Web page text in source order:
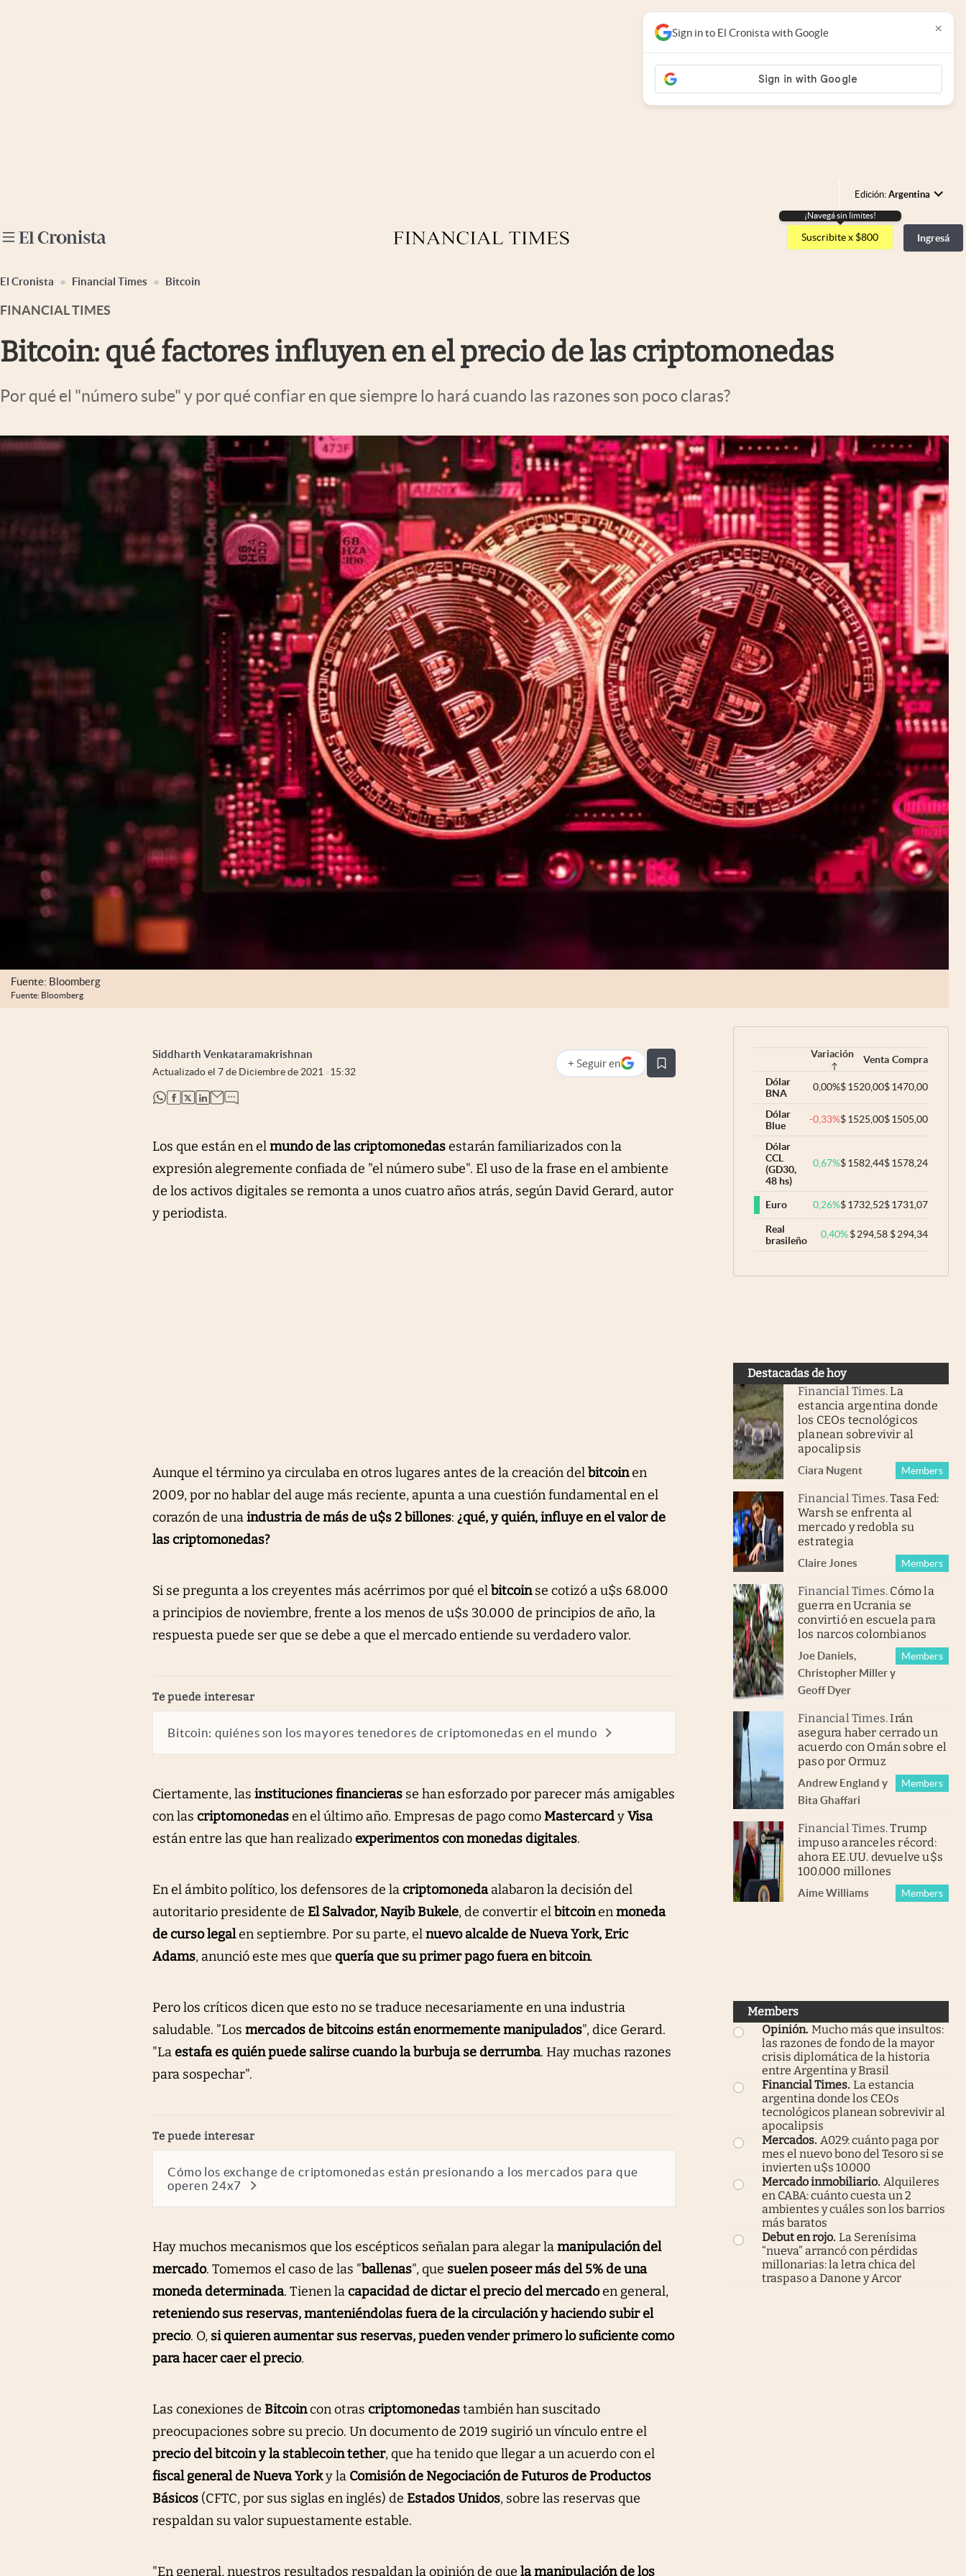
Edición: Argentina
Argentina
España
Otras secciones
Clase
Eventos Corporativos
¡Navegá sin limites!
Suscribite x $800 Ingresá
Sign in to El Cronista with Google ×
El Cronista Financial Times Bitcoin
FINANCIAL TIMES
Bitcoin: qué factores influyen en el precio de las criptomonedas
Por qué el "número sube" y por qué confiar en que siempre lo hará cuando las razones son poco claras?
Fuente: Bloomberg
Fuente: Bloomberg
Siddharth Venkataramakrishnan
Actualizado el 7 de Diciembre de 2021 15:32
+ Seguir en
abre en nueva pestaña
abre en nueva pestaña
abre en nueva pestaña
abre en nueva pestaña
abre en nueva pestaña
Los que están en elmundo de las criptomonedasestarán familiarizados con la
expresión alegremente confiada de "el número sube". El uso de la frase en el ambiente
de los activos digitales se remonta a unos cuatro años atrás, según David Gerard, autor
y periodista.
Aunque el término ya circulaba en otros lugares antes de la creación delbitcoinen
2009, por no hablar del auge más reciente, apunta a una cuestión fundamental en el
corazón de unaindustria de más de u$s 2 billones: ¿qué, y quién, influye en el valor de
las criptomonedas?
Si se pregunta a los creyentes más acérrimos por qué elbitcoinse cotizó a u$s 68.000
a principios de noviembre, frente a los menos de u$s 30.000 de principios de año, la
respuesta puede ser que se debe a que el mercado entiende su verdadero valor.
Te puede interesar
Bitcoin: quiénes son los mayores tenedores de criptomonedas en el mundo
abre en nueva pestaña
Ciertamente, las instituciones financieras se han esforzado por parecer más amigables
con las criptomonedasen el último año. Empresas de pago comoMastercardyVisa
están entre las que han realizado experimentos con monedas digitales.
En el ámbito político, los defensores de lacriptomonedaalabaron la decisión del
autoritario presidente de El Salvador, Nayib Bukele, de convertir elbitcoinenmoneda
de curso legalen septiembre. Por su parte, elnuevo alcalde de Nueva York, Eric
Adams, anunció este mes que quería que su primer pago fuera en bitcoin.
Pero los críticos dicen que esto no se traduce necesariamente en una industria
saludable. "Los mercados de bitcoins están enormemente manipulados", dice Gerard.
"La estafa es quién puede salirse cuando la burbuja se derrumba. Hay muchas razones
para sospechar".
Te puede interesar
Cómo los exchange de criptomonedas están presionando a los mercados para que
operen 24x7
abre en nueva pestaña
Hay muchos mecanismos que los escépticos señalan para alegar lamanipulación del
mercado. Tomemos el caso de las "ballenas", que suelen poseer más del 5% de una
moneda determinada. Tienen lacapacidad de dictar el precio del mercadoen general,
reteniendo sus reservas, manteniéndolas fuera de la circulación y haciendo subir el
precio. O, si quieren aumentar sus reservas, pueden vender primero lo suficiente como
para hacer caer el precio.
Las conexiones de Bitcoincon otras criptomonedastambién han suscitado
preocupaciones sobre su precio. Un documento de 2019 sugirió un vínculo entre el
precio del bitcoin y la stablecoin tether, que ha tenido que llegar a un acuerdo con el
fiscal general de Nueva Yorky la Comisión de Negociación de Futuros de Productos
Básicos (CFTC, por sus siglas en inglés) de Estados Unidos, sobre las reservas que
respaldan su valor supuestamente estable.
"En general, nuestros resultados respaldan la opinión de que la manipulación de los
Variación Venta Compra
Dólar
BNA
0,00%$1520,00$1470,00
Dólar
Blue
-0,33%$1525,00$1505,00
Dólar
CCL
(GD30,
48 hs)
0,67%$1582,44$1578,24
Euro 0,26%$1732,52$1731,07
Real
brasileño
0,40% $294,58 $294,34
Destacadas de hoy
Financial Times.La
estancia argentina donde
los CEOs tecnológicos
planean sobrevivir al
apocalipsis
Ciara Nugent Members
Financial Times.Tasa Fed:
Warsh se enfrenta al
mercado y redobla su
estrategia
Claire Jones Members
Financial Times. Cómo la
guerra en Ucrania se
convirtió en escuela para
los narcos colombianos
Joe Daniels,
Christopher Millery
Geoff Dyer
Members
Financial Times.Irán
asegura haber cerrado un
acuerdo con Omán sobre el
paso por Ormuz
Andrew England y
Bita Ghaffari
Members
Financial Times.Trump
impuso aranceles récord:
ahora EE.UU. devuelve u$s
100.000 millones
Aime Williams Members
Members
Opinión. Mucho más que insultos:
las razones de fondo de la mayor
crisis diplomática de la historia
entre Argentina y Brasil
Financial Times. La estancia
argentina donde los CEOs
tecnológicos planean sobrevivir al
apocalipsis
Mercados. A029: cuánto paga por
mes el nuevo bono del Tesoro si se
invierten u$s 10.000
Mercado inmobiliario. Alquileres
en CABA: cuánto cuesta un 2
ambientes y cuáles son los barrios
más baratos
Debut en rojo. La Serenísima
“nueva” arrancó con pérdidas
millonarias: la letra chica del
traspaso a Danone y Arcor